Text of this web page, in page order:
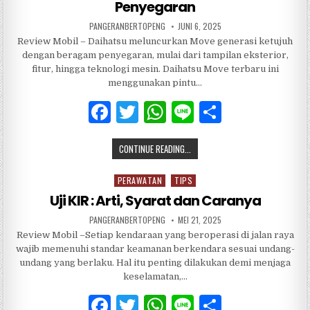
Penyegaran
PANGERANBERTOPENG JUNI 6, 2025
Review Mobil – Daihatsu meluncurkan Move generasi ketujuh
dengan beragam penyegaran, mulai dari tampilan eksterior,
fitur, hingga teknologi mesin. Daihatsu Move terbaru ini
menggunakan pintu…
F
a
c
e
b
o
o
k
T
w
it
te
r
W
h
at
s
A
p
p
Li
n
CONTINUE READING...
Posted
in
PERAWATAN TIPS
Uji KIR : Arti, Syarat dan Caranya
PANGERANBERTOPENG MEI 21, 2025
Review Mobil –Setiap kendaraan yang beroperasi di jalan raya
wajib memenuhi standar keamanan berkendara sesuai undang-
undang yang berlaku. Hal itu penting dilakukan demi menjaga
keselamatan,…